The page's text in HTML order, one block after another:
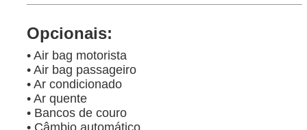
Opcionais:
• Air bag motorista
• Air bag passageiro
• Ar condicionado
• Ar quente
• Bancos de couro
• Câmbio automático